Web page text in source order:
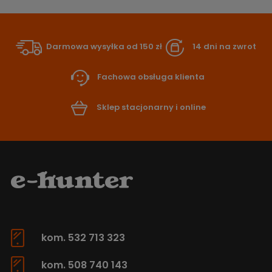
Darmowa wysyłka od 150 zł 14 dni na zwrot
Fachowa obsługa klienta
Sklep stacjonarny i online
kom. 532 713 323
kom. 508 740 143